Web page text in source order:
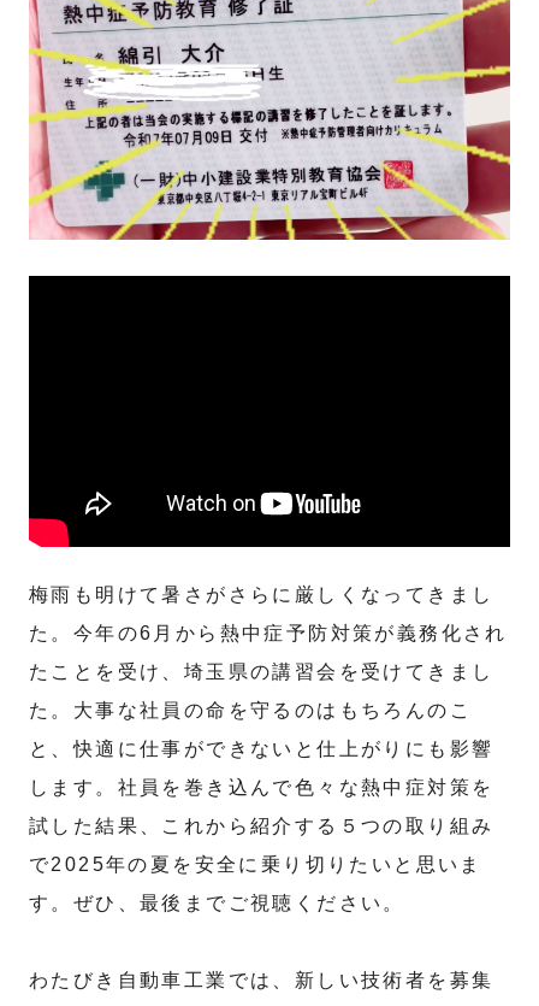
梅雨も明けて暑さがさらに厳しくなってきまし
た。今年の6月から熱中症予防対策が義務化され
たことを受け、埼玉県の講習会を受けてきまし
た。大事な社員の命を守るのはもちろんのこ
と、快適に仕事ができないと仕上がりにも影響
します。社員を巻き込んで色々な熱中症対策を
試した結果、これから紹介する５つの取り組み
で2025年の夏を安全に乗り切りたいと思いま
す。ぜひ、最後までご視聴ください。
わたびき自動車工業では、新しい技術者を募集